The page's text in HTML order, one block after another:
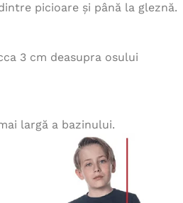
picioare și până la gleznă.
3 cm deasupra osului
largă a bazinului.